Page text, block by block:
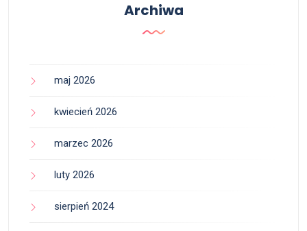
Archiwa
maj 2026
kwiecień 2026
marzec 2026
luty 2026
sierpień 2024